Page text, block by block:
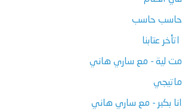
حاسب حاسب
عتابنا
لية - مع ساري هاني
بكبر - مع ساري هاني